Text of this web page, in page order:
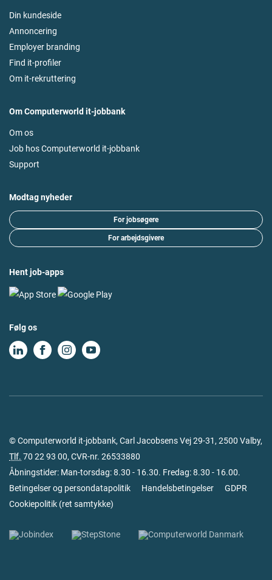
Din kundeside
Annoncering
Employer branding
Find it-profiler
Om it-rekruttering
Om Computerworld it-jobbank
Om os
Job hos Computerworld it-jobbank
Support
Modtag nyheder
For jobsøgere
For arbejdsgivere
Hent job-apps
Følg os
© Computerworld it-jobbank, Carl Jacobsens Vej 29-31, 2500 Valby,
Tlf. 70 22 93 00, CVR-nr. 26533880
Åbningstider: Man-torsdag: 8.30 - 16.30. Fredag: 8.30 - 16.00.
Betingelser og persondatapolitik
Handelsbetingelser
GDPR
Cookiepolitik (ret samtykke)